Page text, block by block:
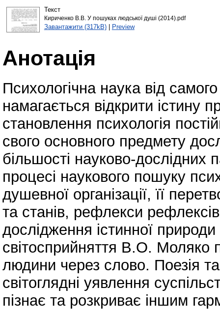
Текст
Кириченко В.В. У пошуках людської душі (2014).pdf
Завантажити (317kB)| Preview
Анотація
Психологічна наука від
намагається відкрити істину
становлення психологія
свого основного предмету
більшості науково-
процесі наукового пошуку
душевної організації, її
та станів, рефлекси
дослідження істинної
світосприйняття В.О. Моляко
людини через слово. Поезія
світоглядні уявлення
пізнає та розкриває іншим